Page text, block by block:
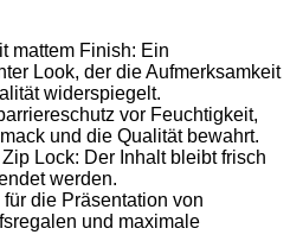
mattem Finish: Ein
Look, der die Aufmerksamkeit
widerspiegelt.
vor Feuchtigkeit,
und die Qualität bewahrt.
Lock: Der Inhalt bleibt frisch
werden.
die Präsentation von
und maximale